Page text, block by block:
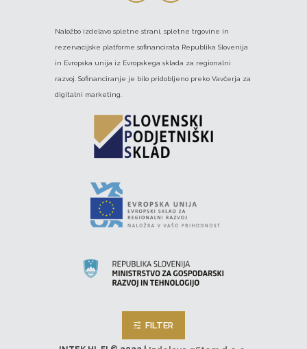
Naložbo izdelavo spletne strani, spletne trgovine in
rezervacijske platforme sofinancirata Republika Slovenija
in Evropska unija iz Evropskega sklada za regionalni
razvoj. Sofinanciranje je bilo pridobljeno preko Vavčerja za
digitalni marketing.
FILTER